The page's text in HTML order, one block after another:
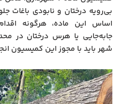
بی‌رویه درختان و نابودی باغات
اساس این ماده، هرگونه
جابه‌جایی یا هرس درختان در
شهر باید با مجوز این کمیسیون